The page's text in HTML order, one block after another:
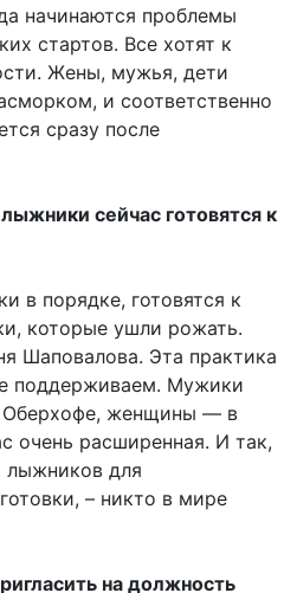
начинаются проблемы
стартов. Все хотят к
Жены, мужья, дети
и соответственно
сразу после
сейчас готовятся к
в порядке, готовятся к
которые ушли рожать.
Шаповалова. Эта практика
поддерживаем. Мужики
Оберхофе, женщины — в
очень расширенная. И так,
лыжников для
– никто в мире
на должность